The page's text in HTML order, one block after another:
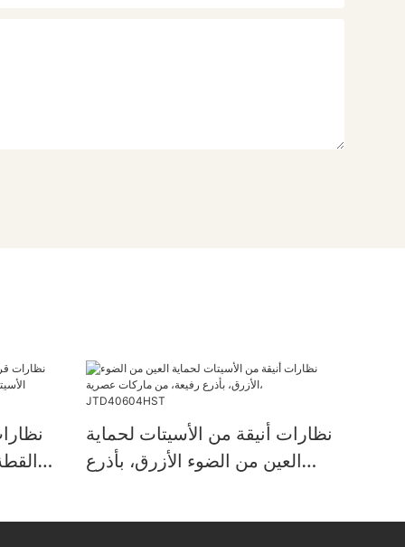
نظارات أنيقة من الأسيتات لحماية
العين من الضوء الأزرق، بأذرع
JTD40604HST